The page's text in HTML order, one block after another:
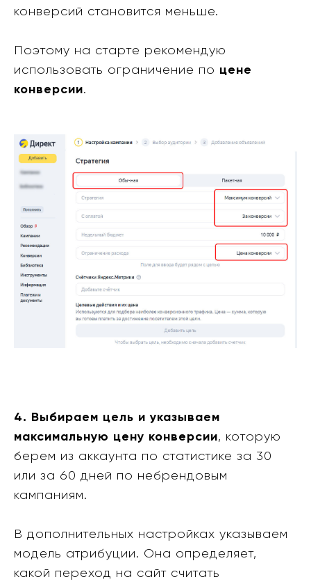
конверсий становится меньше.
Поэтому на старте рекомендую
использовать ограничение по цене
конверсии.
4. Выбираем цель и указываем
максимальную цену конверсии, которую
берем из аккаунта по статистике за 30
или за 60 дней по небрендовым
кампаниям.
В дополнительных настройках указываем
модель атрибуции. Она определяет,
какой переход на сайт считать